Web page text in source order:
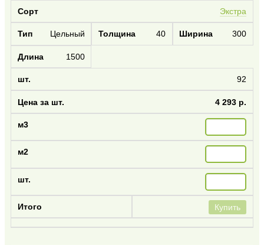
Экстра
Цельный 40 300
1500
92
4 293 р.
Купить